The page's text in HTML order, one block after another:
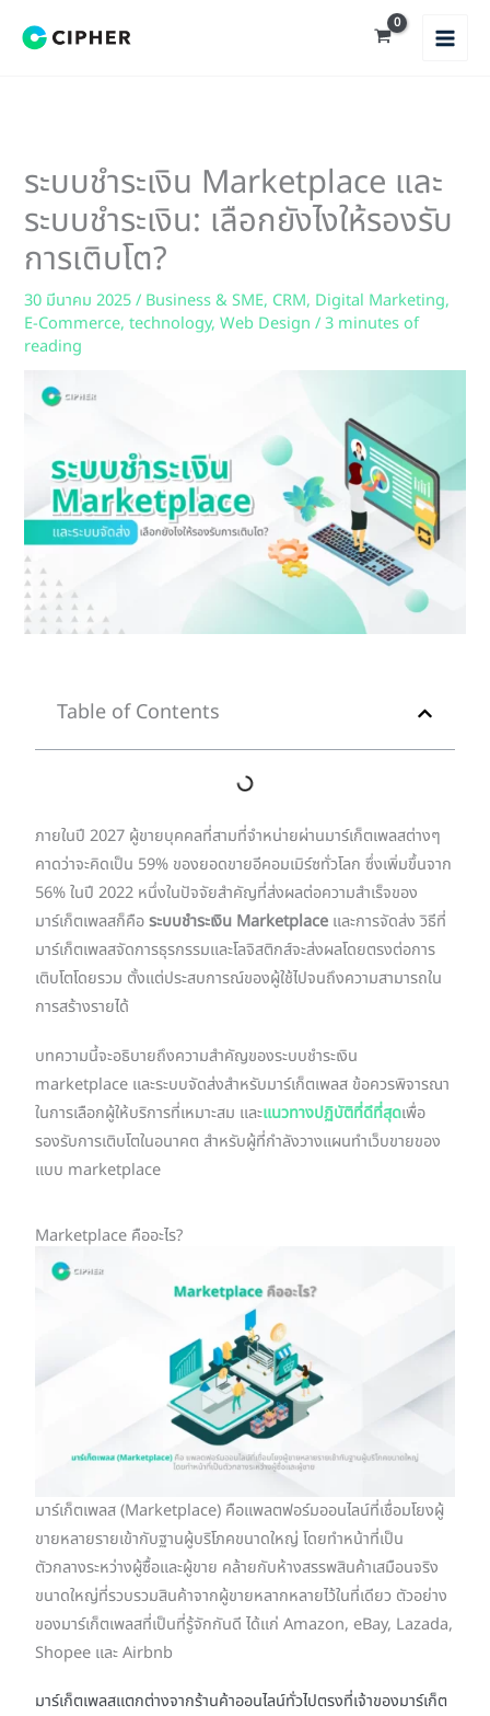
ระบบชำระเงิน Marketplace และ
ระบบชำระเงิน: เลือกยังไงให้รองรับ
การเติบโต?
30 มีนาคม 2025/ Business & SME, CRM, Digital Marketing,
E-Commerce,technology,Web Design /3 minutes of
reading
Table of Contents
ภายในปี 2027 ผู้ขายบุคคลที่สามที่จำหน่ายผ่านมาร์เก็ตเพลสต่างๆ
คาดว่าจะคิดเป็น 59% ของยอดขายอีคอมเมิร์ซทั่วโลก ซึ่งเพิ่มขึ้นจาก
56% ในปี 2022 หนึ่งในปัจจัยสำคัญที่ส่งผลต่อความสำเร็จของ
มาร์เก็ตเพลสก็คือระบบชำระเงิน Marketplace และการจัดส่ง วิธีที่
มาร์เก็ตเพลสจัดการธุรกรรมและโลจิสติกส์จะส่งผลโดยตรงต่อการ
เติบโตโดยรวม ตั้งแต่ประสบการณ์ของผู้ใช้ไปจนถึงความสามารถใน
การสร้างรายได้
บทความนี้จะอธิบายถึงความสำคัญของระบบชำระเงิน
marketplace และระบบจัดส่งสำหรับมาร์เก็ตเพลส ข้อควรพิจารณา
ในการเลือกผู้ให้บริการที่เหมาะสม และแนวทางปฏิบัติที่ดีที่สุดเพื่อ
รองรับการเติบโตในอนาคต สำหรับผู้ที่กำลังวางแผนทำเว็บขายของ
แบบ marketplace
Marketplace คืออะไร?
มาร์เก็ตเพลส (Marketplace) คือแพลตฟอร์มออนไลน์ที่เชื่อมโยงผู้
ขายหลายรายเข้ากับฐานผู้บริโภคขนาดใหญ่ โดยทำหน้าที่เป็น
ตัวกลางระหว่างผู้ซื้อและผู้ขาย คล้ายกับห้างสรรพสินค้าเสมือนจริง
ขนาดใหญ่ที่รวบรวมสินค้าจากผู้ขายหลากหลายไว้ในที่เดียว ตัวอย่าง
ของมาร์เก็ตเพลสที่เป็นที่รู้จักกันดี ได้แก่ Amazon, eBay, Lazada,
Shopee และ Airbnb
มาร์เก็ตเพลสแตกต่างจากร้านค้าออนไลน์ทั่วไปตรงที่เจ้าของมาร์เก็ต